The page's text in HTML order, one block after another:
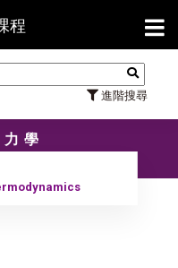
程
進階搜尋
學年度第
學